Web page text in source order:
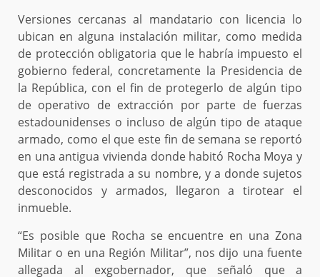
Versiones cercanas al mandatario con licencia lo
ubican en alguna instalación militar, como medida
de protección obligatoria que le habría impuesto el
gobierno federal, concretamente la Presidencia de
la República, con el fin de protegerlo de algún tipo
de operativo de extracción por parte de fuerzas
estadounidenses o incluso de algún tipo de ataque
armado, como el que este fin de semana se reportó
en una antigua vivienda donde habitó Rocha Moya y
que está registrada a su nombre, y a donde sujetos
desconocidos y armados, llegaron a tirotear el
inmueble.
“Es posible que Rocha se encuentre en una Zona
Militar o en una Región Militar”, nos dijo una fuente
allegada al exgobernador, que señaló que a